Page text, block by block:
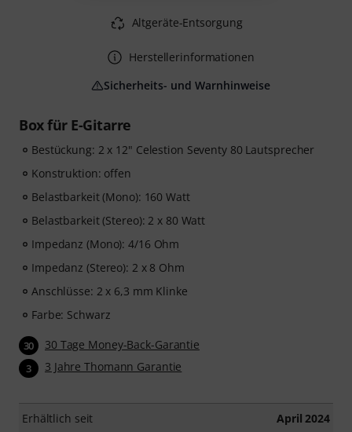
Box für E-Gitarre
Bestückung: 2 x 12" Celestion Seventy 80 Lautsprecher
Konstruktion: offen
Belastbarkeit (Mono): 160 Watt
Belastbarkeit (Stereo): 2 x 80 Watt
Impedanz (Mono): 4/16 Ohm
Impedanz (Stereo): 2 x 8 Ohm
Anschlüsse: 2 x 6,3 mm Klinke
Farbe: Schwarz
30 30 Tage Money-Back-Garantie
3 3 Jahre Thomann Garantie
Erhältlich seit April 2024
Altgeräte-Entsorgung
Herstellerinformationen
Sicherheits- und Warnhinweise